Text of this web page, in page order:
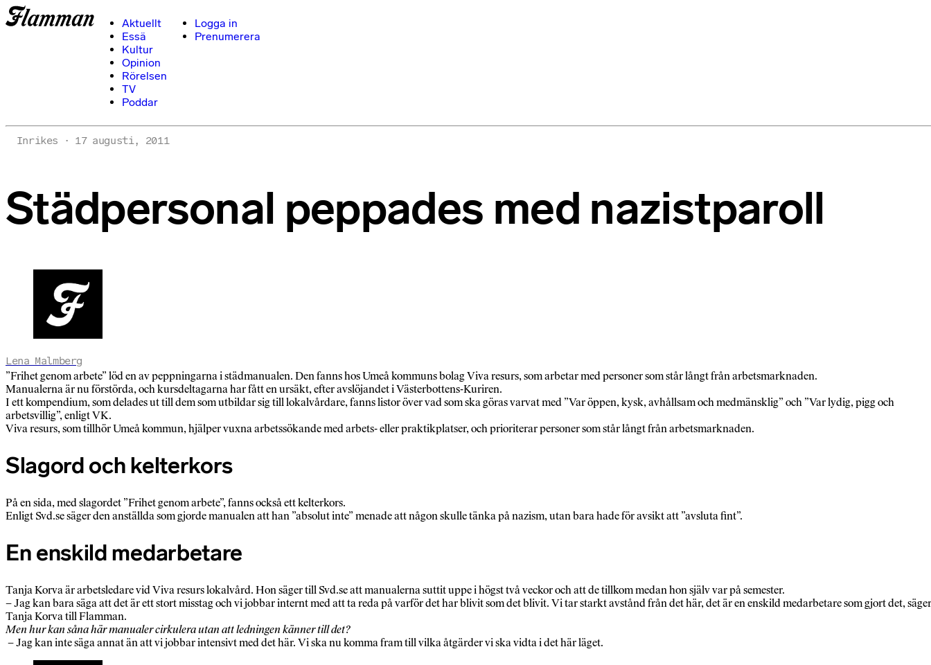
Aktuellt
Essä
Kultur
Opinion
Rörelsen
TV
Poddar
Logga in
Prenumerera
Inrikes 17 augusti, 2011
Städpersonal peppades med nazistparoll
Lena Malmberg
”Frihet genom arbete” löd en av peppningarna i städmanualen. Den fanns hos Umeå kommuns bolag Viva resurs, som arbetar med personer som står långt från arbetsmarknaden.
Manualerna är nu förstörda, och kursdeltagarna har fått en ursäkt, efter avslöjandet i Västerbottens-Kuriren.
I ett kompendium, som delades ut till dem som utbildar sig till lokalvårdare, fanns listor över vad som ska göras varvat med ”Var öppen, kysk, avhållsam och medmänsklig” och ”Var lydig, pigg och
arbetsvillig”, enligt VK.
Viva resurs, som tillhör Umeå kommun, hjälper vuxna arbetssökande med arbets- eller praktikplatser, och prioriterar personer som står långt från arbetsmarknaden.
Slagord och kelterkors
På en sida, med slagordet ”Frihet genom arbete”, fanns också ett kelterkors.
Enligt Svd.se säger den anställda som gjorde manualen att han ”absolut inte” menade att någon skulle tänka på nazism, utan bara hade för avsikt att ”avsluta fint”.
En enskild medarbetare
Tanja Korva är arbetsledare vid Viva resurs lokalvård. Hon säger till Svd.se att manualerna suttit uppe i högst två veckor och att de tillkom medan hon själv var på semester.
– Jag kan bara säga att det är ett stort misstag och vi jobbar internt med att ta reda på varför det har blivit som det blivit. Vi tar starkt avstånd från det här, det är en enskild medarbetare som gjort det, säger
Tanja Korva till Flamman.
Men hur kan såna här manualer cirkulera utan att ledningen känner till det?
– Jag kan inte säga annat än att vi jobbar intensivt med det här. Vi ska nu komma fram till vilka åtgärder vi ska vidta i det här läget.